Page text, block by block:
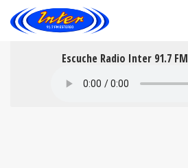
Escuche Radio Inter 91.7 FM